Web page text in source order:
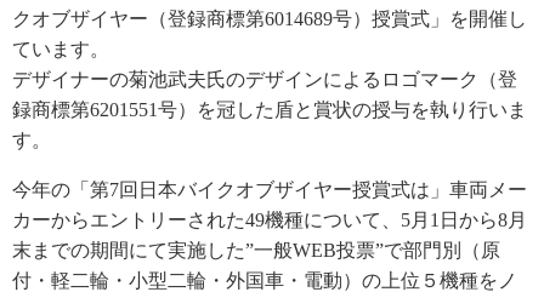
クオブザイヤー（登録商標第6014689号）授賞式」を開催し
ています。
デザイナーの菊池武夫氏のデザインによるロゴマーク（登
録商標第6201551号）を冠した盾と賞状の授与を執り行いま
す。
今年の「第7回日本バイクオブザイヤー授賞式は」車両メー
カーからエントリーされた49機種について、5月1日から8月
末までの期間にて実施した”一般WEB投票”で部門別（原
付・軽二輪・小型二輪・外国車・電動）の上位５機種をノ